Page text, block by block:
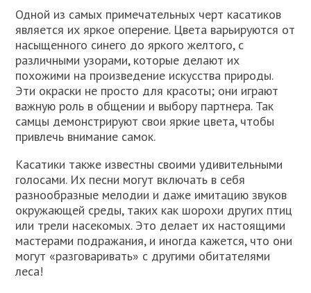
Одной из самых примечательных черт касатиков
является их яркое оперение. Цвета варьируются от
насыщенного синего до яркого желтого, с
различными узорами, которые делают их
похожими на произведение искусства природы.
Эти окраски не просто для красоты; они играют
важную роль в общении и выбору партнера. Так
самцы демонстрируют свои яркие цвета, чтобы
привлечь внимание самок.
Касатики также известны своими удивительными
голосами. Их песни могут включать в себя
разнообразные мелодии и даже имитацию звуков
окружающей среды, таких как шорохи других птиц
или трели насекомых. Это делает их настоящими
мастерами подражания, и иногда кажется, что они
могут «разговаривать» с другими обитателями
леса!